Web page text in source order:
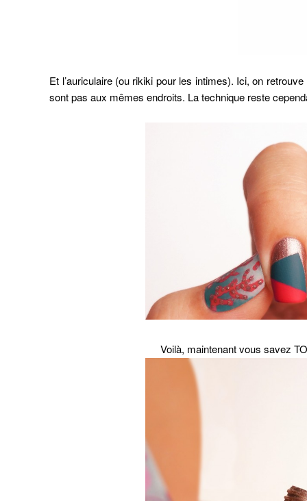
Et l’auriculaire (ou rikiki pour les intimes). Ici, on
sont pas aux mêmes endroits. La technique reste
Voilà, maintenant vous savez